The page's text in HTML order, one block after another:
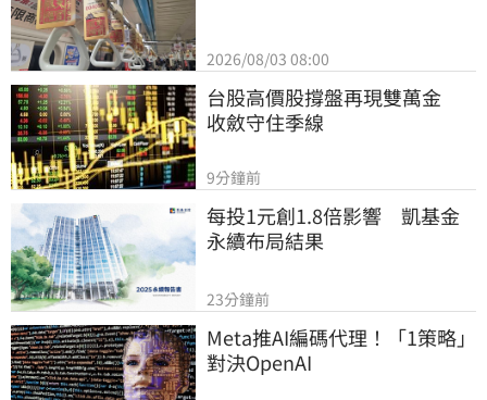
2026/08/03 08:00
台股高價股撐盤再現雙萬金
收斂守住季線
9分鐘前
每投1元創1.8倍影響　凱基金
永續布局結果
23分鐘前
Meta推AI編碼代理！「1策略」
對決OpenAI